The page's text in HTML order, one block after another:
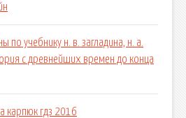
по учебнику н. в. загладина, н. а.
с древнейших времен до конца
карпюк гдз 2016